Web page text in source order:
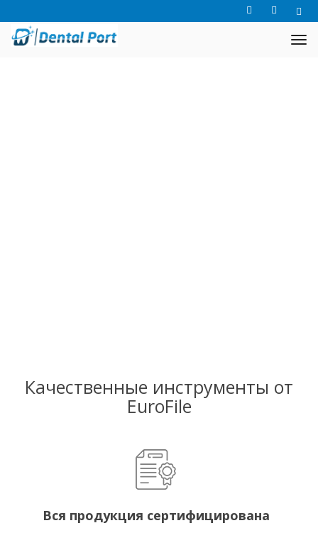
Качественные инструменты от
EuroFile
Вся продукция сертифицирована